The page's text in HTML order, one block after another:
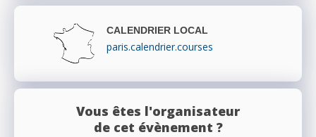
CALENDRIER LOCAL
paris.calendrier.courses
Vous êtes l'organisateur
de cet évènement ?